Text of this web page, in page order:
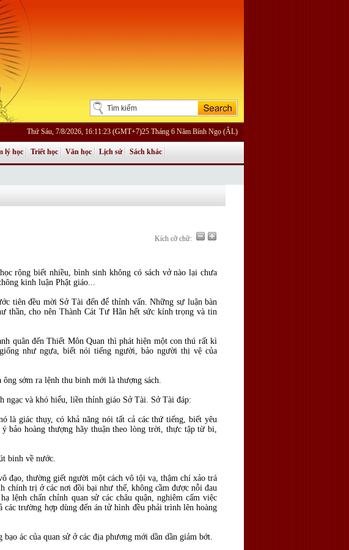
Thứ Sáu, 7/8/2026, 16:11:23 (GMT+7)25 Tháng 6 Năm Bính Ngọ (ÂL)
lý học Triết học Văn học Lịch sử Sách khác
Kích cỡ chữ:
rộng biết nhiều, bình sinh không có sách vở nào lại chưa
kinh luận Phật giáo...
tiên đều mời Sở Tài đến để thỉnh vấn. Những sự luận bàn
thần, cho nên Thành Cát Tư Hãn hết sức kính trọng và tin
quân đến Thiết Môn Quan thì phát hiện một con thú rất kì
như ngựa, biết nói tiếng người, bảo người thị vệ của
sớm ra lệnh thu binh mới là thượng sách.
ngạc và khó hiểu, liền thỉnh giáo Sở Tài. Sở Tài đáp:
là giác thụy, có khả năng nói tất cả các thứ tiếng, biết yêu
bảo hoàng thượng hãy thuận theo lòng trời, thực tập từ bi,
binh về nước.
đạo, thường giết người một cách vô tội vạ, thậm chí xảo trá
chính trị ở các nơi đồi bại như thế, không cầm được nỗi đau
lệnh chấn chỉnh quan sử các châu quận, nghiêm cấm việc
trường hợp dùng đến án tử hình đều phải trình lên hoàng
ác của quan sử ở các địa phương mới dần dần giảm bớt.